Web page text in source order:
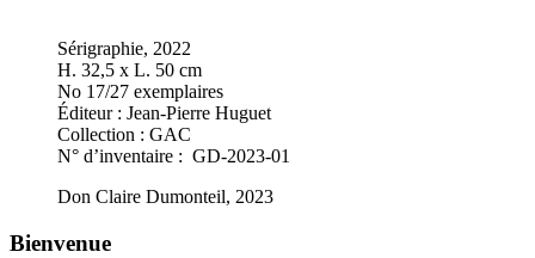
Sérigraphie, 2022
H. 32,5 x L. 50 cm
No 17/27 exemplaires
Éditeur : Jean-Pierre Huguet
Collection : GAC
N° d’inventaire : GD-2023-01
Don Claire Dumonteil, 2023
Bienvenue